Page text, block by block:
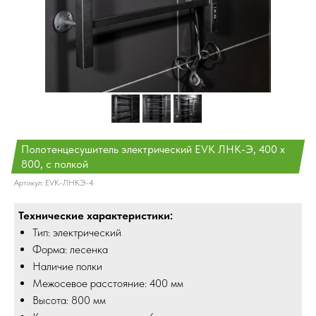
Полотенцесушитель электрический EVK ЛНК-Э, 400 х
800, с полкой
Артикул: EVК-ЛНКЭ-4
Технические характеристики:
Тип: электрический
Форма: лесенка
Наличие полки
Межосевое расстояние: 400 мм
Высота: 800 мм